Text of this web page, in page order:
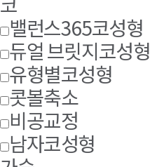
밸런스365코성형
듀얼 브릿지코성형
유형별코성형
콧볼축소
비공교정
남자코성형